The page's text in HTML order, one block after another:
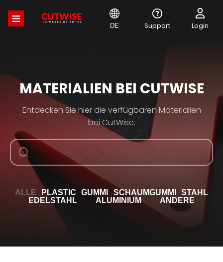
zum
Inhalt
DE Support Login
MATERIALIEN BEI CUTWISE
Entdecken Sie hier die verfügbaren Materialien
bei CutWise.
ALLE PLASTIC GUMMI SCHAUMGUMMI
STAHL
EDELSTAHL
ALUMINIUM ANDERE